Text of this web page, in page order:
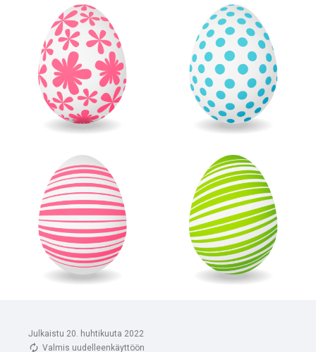
Julkaistu 20. huhtikuuta 2022
Valmis uudelleenkäyttöön